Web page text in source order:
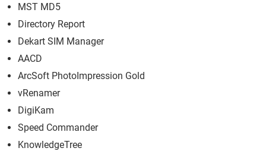
MST MD5
Directory Report
Dekart SIM Manager
AACD
ArcSoft PhotoImpression Gold
vRenamer
DigiKam
Speed Commander
KnowledgeTree